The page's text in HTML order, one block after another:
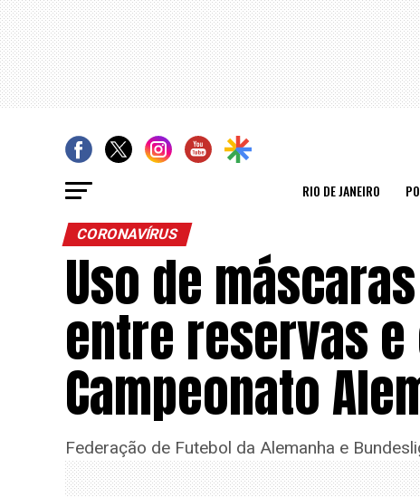
RIO DE JANEIRO
CORONAVÍRUS
Uso de
entre reservas
Campeonato
Federação de Futebol da Alemanha e